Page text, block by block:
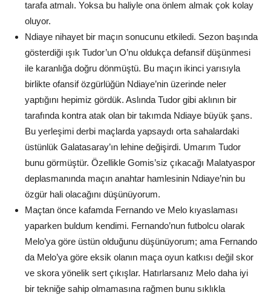
tarafa atmalı. Yoksa bu haliyle ona önlem almak çok kolay
oluyor.
Ndiaye nihayet bir maçın sonucunu etkiledi. Sezon başında
gösterdiği ışık Tudor’un O’nu oldukça defansif düşünmesi
ile karanlığa doğru dönmüştü. Bu maçın ikinci yarısıyla
birlikte ofansif özgürlüğün Ndiaye’nin üzerinde neler
yaptığını hepimiz gördük. Aslında Tudor gibi aklının bir
tarafında kontra atak olan bir takımda Ndiaye büyük şans.
Bu yerleşimi derbi maçlarda yapsaydı orta sahalardaki
üstünlük Galatasaray’ın lehine değişirdi. Umarım Tudor
bunu görmüştür. Özellikle Gomis’siz çıkacağı Malatyaspor
deplasmanında maçın anahtar hamlesinin Ndiaye’nin bu
özgür hali olacağını düşünüyorum.
Maçtan önce kafamda Fernando ve Melo kıyaslaması
yaparken buldum kendimi. Fernando’nun futbolcu olarak
Melo’ya göre üstün olduğunu düşünüyorum; ama Fernando
da Melo’ya göre eksik olanın maça oyun katkısı değil skor
ve skora yönelik sert çıkışlar. Hatırlarsanız Melo daha iyi
bir tekniğe sahip olmamasına rağmen bunu sıklıkla